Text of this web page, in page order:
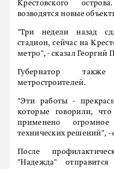
Крестовского
возводятся новые
"Три недели назад
стадион, сейчас на
метро", - сказал Георгий
Губернатор
метростроителей.
"Эти работы -
которые говорили,
применено
технических решений", -
После
"Надежда"